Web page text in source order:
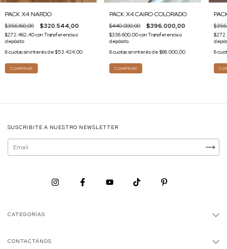
PACK X4 NARDO
$356.160,00 $320.544,00
$272.462,40conTransferencia o
depósito
6cuotas sin interés de$53.424,00
PACK X4 CAIRO COLORADO
$440.000,00 $396.000,00
$336.600,00conTransferencia o
depósito
6cuotas sin interés de$66.000,00
6
SUSCRIBITE A NUESTRO NEWSLETTER
CATEGORÍAS
CONTACTÁNOS